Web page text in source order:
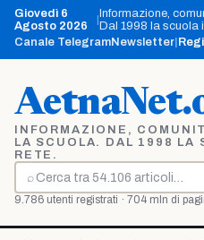
Vai
contenuto
Giovedì 6
Agosto 2026
Informazione,
Dal 1998 la scuola
Canale TelegramNewsletter
INFORMAZIONE,
LA SCUOLA. DAL 1998 LA
RETE.
⌕
Cerca
9.786 utenti registrati · 704 mln di